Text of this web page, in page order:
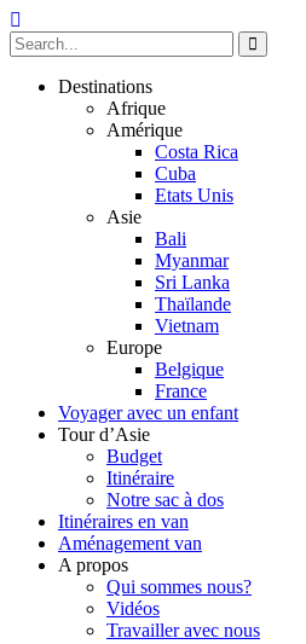
Destinations
Afrique
Amérique
Costa Rica
Cuba
Etats Unis
Asie
Bali
Myanmar
Sri Lanka
Thaïlande
Vietnam
Europe
Belgique
France
Voyager avec un enfant
Tour d’Asie
Budget
Itinéraire
Notre sac à dos
Itinéraires en van
Aménagement van
A propos
Qui sommes nous?
Vidéos
Travailler avec nous